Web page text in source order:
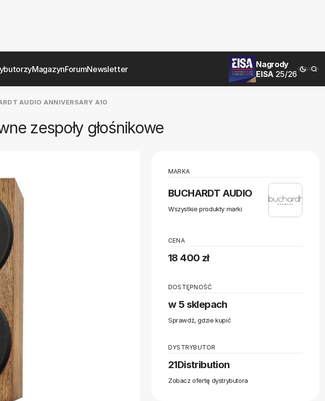
MagazynForumNewsletter
Nagrody
EISA 25/26
AUDIO ANNIVERSARY A10
zespoły głośnikowe
MARKA
BUCHARDT AUDIO
Wszystkie produkty marki
CENA
18 400 zł
DOSTĘPNOŚĆ
w 5 sklepach
Sprawdź, gdzie kupić
DYSTRYBUTOR
21Distribution
Zobacz ofertę dystrybutora